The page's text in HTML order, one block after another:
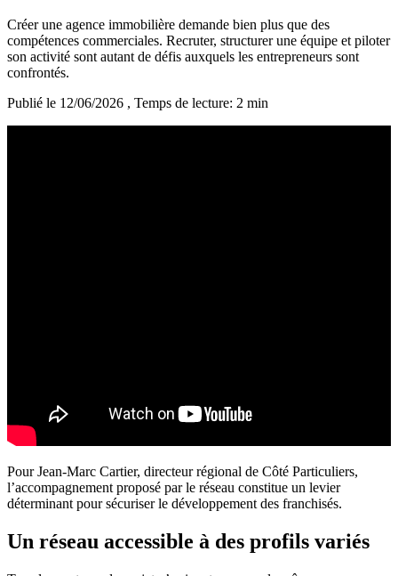
Créer une agence immobilière demande bien plus que des
compétences commerciales. Recruter, structurer une équipe et piloter
son activité sont autant de défis auxquels les entrepreneurs sont
confrontés.
Publié le 12/06/2026 , Temps de lecture: 2 min
Pour Jean-Marc Cartier, directeur régional de Côté Particuliers,
l’accompagnement proposé par le réseau constitue un levier
déterminant pour sécuriser le développement des franchisés.
Un réseau accessible à des profils variés